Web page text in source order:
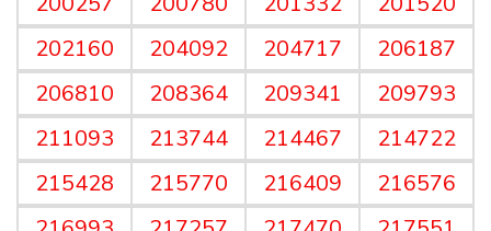
202160
204092 204717
206187
206810
208364 209341
209793
211093
213744 214467
214722
215428
215770 216409
216576